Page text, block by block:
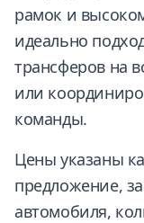
рамок и
идеально
трансферов на
или
команды.
Цены указаны
предложение,
автомобиля,